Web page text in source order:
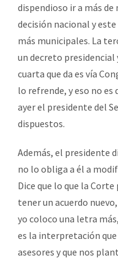
dispendioso ir a más
decisión nacional y
más municipales. La
un decreto presidencial
cuarta que da es vía
lo refrende, y eso no es
ayer el presidente del
dispuestos.
Además, el presidente
no lo obliga a él a
Dice que lo que la
tener un acuerdo
yo coloco una letra
es la interpretación
asesores y que nos